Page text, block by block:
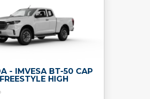
- IMVESA BT-50 CAP
HIGH